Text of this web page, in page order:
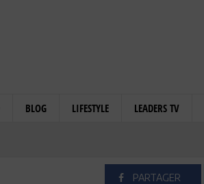
BLOG LIFESTYLE LEADERS TV
PARTAGER